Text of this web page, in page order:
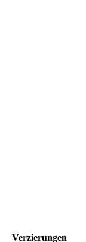
Verzierungen